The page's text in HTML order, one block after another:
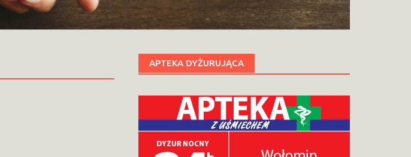
APTEKA DYŻURUJĄCA